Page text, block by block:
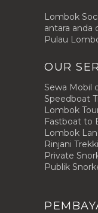
Lombok
antara anda
Pulau
OUR
Sewa Mobil
Speedboat
Lombok
Fastboat to
Lombok
Rinjani
Private
Publik